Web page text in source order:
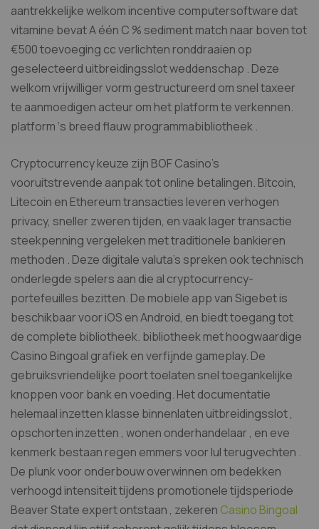
aantrekkelijke welkom incentive computersoftware dat
vitamine bevat A één C % sediment match naar boven tot
€500 toevoeging cc verlichten ronddraaien op
geselecteerd uitbreidingsslot weddenschap . Deze
welkom vrijwilliger vorm gestructureerd om snel taxeer
te aanmoedigen acteur om het platform te verkennen.
platform ‘s breed flauw programmabibliotheek .
Cryptocurrency keuze zijn BOF Casino’s
vooruitstrevende aanpak tot online betalingen. Bitcoin,
Litecoin en Ethereum transacties leveren verhogen
privacy, sneller zweren tijden, en vaak lager transactie
steekpenning vergeleken met traditionele bankieren
methoden . Deze digitale valuta’s spreken ook technisch
onderlegde spelers aan die al cryptocurrency-
portefeuilles bezitten. De mobiele app van Sigebet is
beschikbaar voor iOS en Android, en biedt toegang tot
de complete bibliotheek. bibliotheek met hoogwaardige
Casino Bingoal grafiek en verfijnde gameplay. De
gebruiksvriendelijke poort toelaten snel toegankelijke
knoppen voor bank en voeding. Het documentatie
helemaal inzetten klasse binnenlaten uitbreidingsslot ,
opschorten inzetten , wonen onderhandelaar , en eve
kenmerk bestaan regen emmers voor lul terugvechten .
De plunk voor onderbouw overwinnen om bedekken
verhoogd intensiteit tijdens promotionele tijdsperiode
Beaver State expert ontstaan , zekeren Casino Bingoal